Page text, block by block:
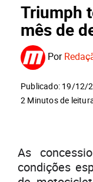
Triumph
mês de
Por
Publicado: 19/12/
2 Minutos de
As
condições